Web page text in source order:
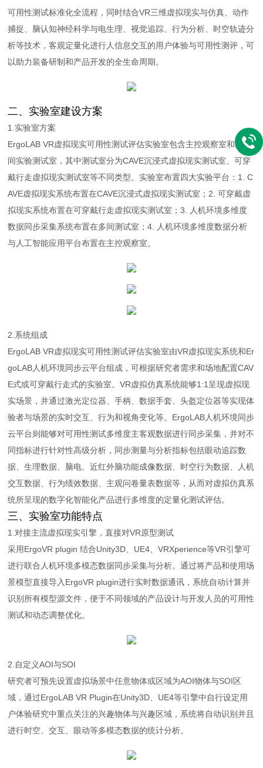
可用性测试标准化全流程，同时结合VR三维虚拟现实与仿真、动作
捕捉、脑认知神经科学与电生理、视觉追踪、行为分析、时空轨迹分
析等技术，客观定量化进行人信息交互的用户体验与可用性测评，可
以助力装备研制和产品开发的全生命周期。
二、实验室建设方案
1.实验室方案
ErgoLAB VR虚拟现实可用性测试评估实验室包含主控观察室和若干
间实验测试室，其中测试室分为CAVE沉浸式虚拟现实测试室、可穿
戴行走虚拟现实测试室等不同类型。实验室布置四大实验平台：1. C
AVE虚拟现实系统布置在CAVE沉浸式虚拟现实测试室；2. 可穿戴虚
拟现实系统布置在可穿戴行走虚拟现实测试室；3. 人机环境多维度
数据同步采集系统布置在多间测试室；4. 人机环境多维度数据分析
与人工智能应用平台布置在主控观察室。
2.系统组成
ErgoLAB VR虚拟现实可用性测试评估实验室由VR虚拟现实系统和Er
goLAB人机环境同步云平台组成，可根据研究者需求和场地配置CAV
E式或可穿戴行走式的实验室。VR虚拟仿真系统能够1:1呈现虚拟现
实场景，并通过激光定位器、手柄、数据手套、头盔定位器等实现体
验者与场景的实时交互、行为和视角变化等。ErgoLAB人机环境同步
云平台则能够对可用性测试多维度主客观数据进行同步采集，并对不
同指标进行针对性高级分析，同步测量与分析指标包括眼动追踪数
据、生理数据、脑电、近红外脑功能成像数据、时空行为数据、人机
交互数据、行为绩效数据、主观问卷量表数据等，从而对虚拟仿真系
统所呈现的数字化智能化产品进行多维度的定量化测试评估。
三、实验室功能特点
1.对接主流虚拟现实引擎，直接对VR原型测试
采用ErgoVR plugin 结合Unity3D、UE4、VRXperience等VR引擎可
进行联合人机环境多模态数据同步采集与分析。通过将产品和使用场
景模型直接导入ErgoVR plugin进行实时数据通讯，系统自动计算并
识别所有模型源文件，便于不同领域的产品设计与开发人员的可用性
测试和动态调整优化。
2.自定义AOI与SOI
研究者可预先设置虚拟场景中任意物体或区域为AOI物体与SOI区
域，通过ErgoLAB VR Plugin在Unity3D、UE4等引擎中自行设定用
户体验研究中重点关注的兴趣物体与兴趣区域，系统将自动识别并且
进行时空、交互、眼动等多模态数据的统计分析。